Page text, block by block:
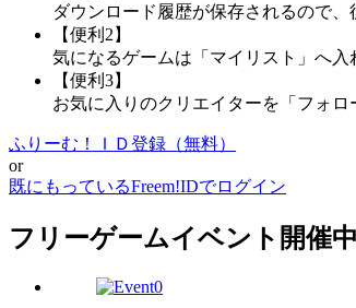
ダウンロード履歴が保存されるので
【便利2】
気になるゲームは「マイリスト」へ
【便利3】
お気に入りのクリエイターを「フォ
ふりーむ！ＩＤ登録（無料）
or
既にもっているFreem!IDでログイン
フリーゲームイベント開催中